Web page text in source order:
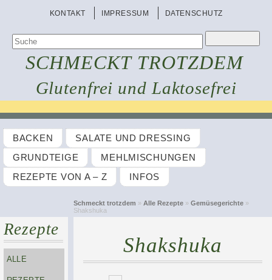
KONTAKT IMPRESSUM DATENSCHUTZ
SCHMECKT TROTZDEM
Glutenfrei und Laktosefrei
BACKEN
SALATE UND DRESSING
GRUNDTEIGE
MEHLMISCHUNGEN
REZEPTE VON A – Z
INFOS
Schmeckt trotzdem » Alle Rezepte» Gemüsegerichte»
Shakshuka
Rezepte
ALLE
Shakshuka